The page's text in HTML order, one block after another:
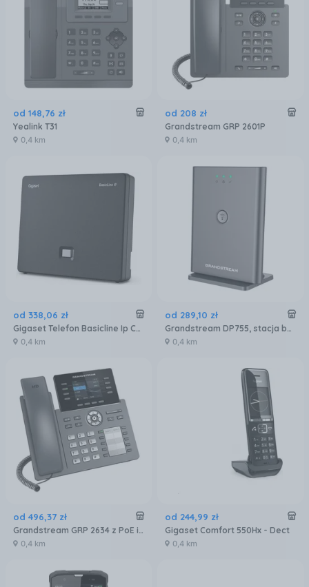
od 148,76 zł
Yealink T31
0,4 km
od 208 zł
Grandstream GRP 2601P
0,4 km
od 338,06 zł
Gigaset Telefon Basicline Ip Czarny
0,4 km
od 289,10 zł
Grandstream DP755, stacja bazowa VoIP DECT dalekiego zasięgu
0,4 km
od 496,37 zł
Grandstream GRP 2634 z PoE i zasilaczem, 8-liniowy
0,4 km
od 244,99 zł
Gigaset Comfort 550Hx - Dect
0,4 km